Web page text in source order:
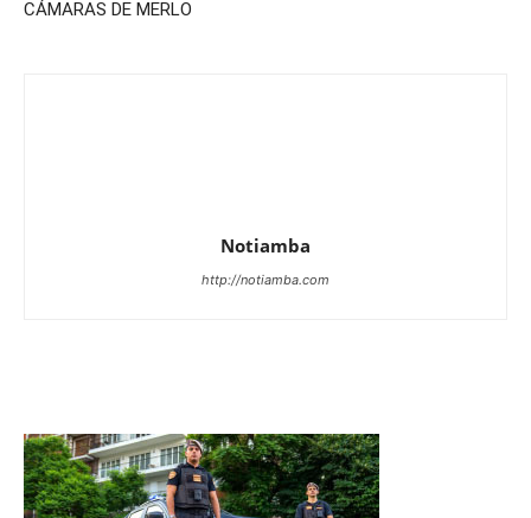
CÁMARAS DE MERLO
Notiamba
http://notiamba.com